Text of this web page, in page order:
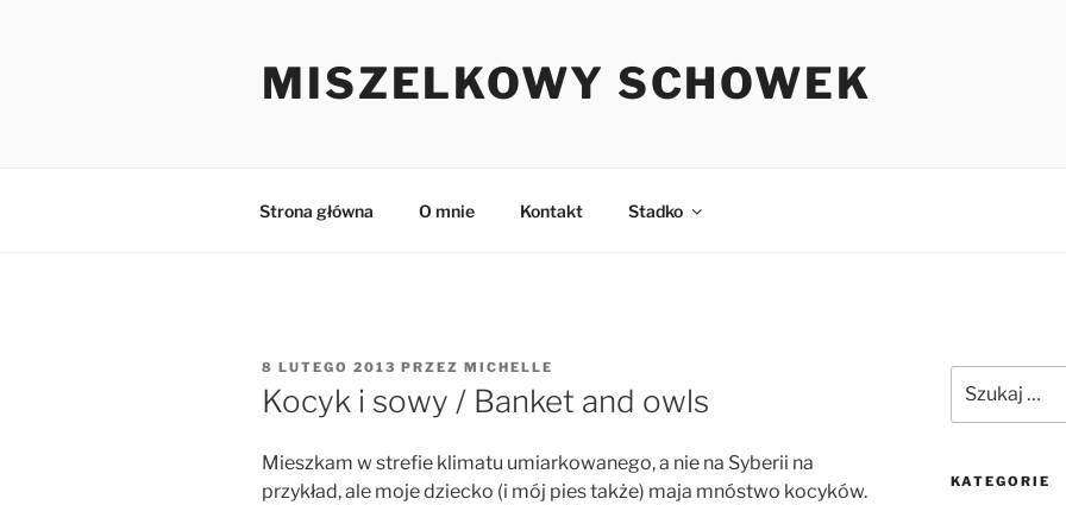
MISZELKOWY SCHOWEK
Strona główna O mnie Kontakt Stadko
OPUBLIKOWANE
W
8 LUTEGO 2013 PRZEZ MICHELLE
Kocyk i sowy / Banket and owls
Mieszkam w strefie klimatu umiarkowanego, a nie na Syberii na
przykład, ale moje dziecko (i mój pies także) maja mnóstwo kocyków.
KATEGORIE